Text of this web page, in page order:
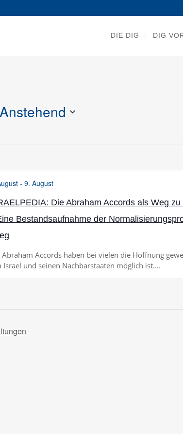
DIE DIG DIG
Anstehend
- 9. August
Die Abraham Accords als Weg
Bestandsaufnahme der
Abraham Accords haben bei vielen die Hoffnung
Israel und seinen Nachbarstaaten möglich ist....